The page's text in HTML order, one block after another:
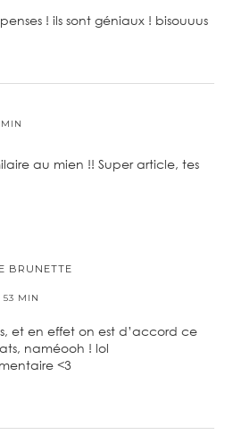
! ils sont géniaux ! bisouuus
au mien !! Super article, tes
BRUNETTE
53 MIN
et en effet on est d’accord ce
naméooh ! lol
<3